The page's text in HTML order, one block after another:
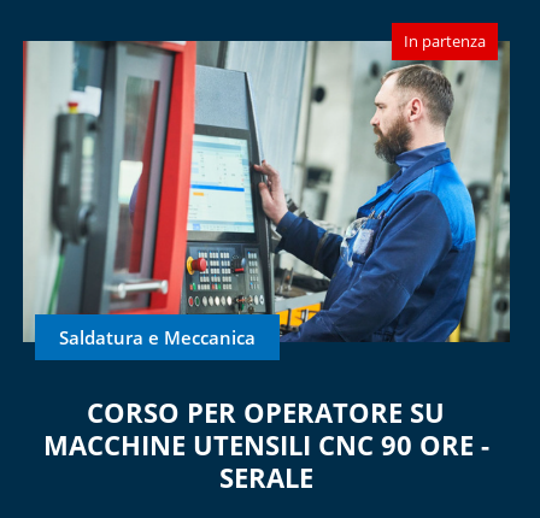
In partenza
Saldatura e Meccanica
CORSO PER OPERATORE SU
MACCHINE UTENSILI CNC 90 ORE -
SERALE